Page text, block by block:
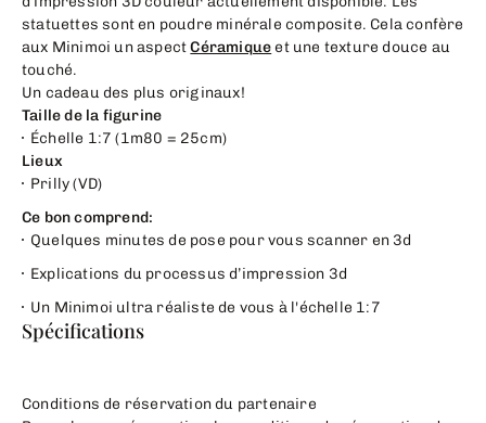
statuettes sont en poudre minérale composite. Cela confère
aux Minimoi un aspectCéramiqueet une texture douce au
touché.
Un cadeau des plus originaux!
Taille de la figurine
Échelle 1:7 (1m80 = 25cm)
Lieux
Prilly (VD)
Ce bon comprend:
Quelques minutes de pose pour vous scanner en 3d
Explications du processus d’impression 3d
Un Minimoi ultra réaliste de vous à l'échelle 1:7
Spécifications
Conditions de réservation du partenaire